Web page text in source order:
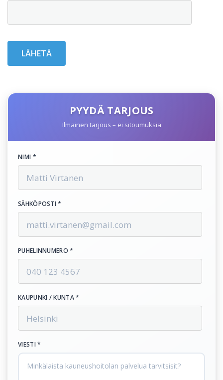
PYYDÄ TARJOUS
Ilmainen tarjous – ei sitoumuksia
NIMI *
SÄHKÖPOSTI *
PUHELINNUMERO *
KAUPUNKI / KUNTA *
VIESTI *